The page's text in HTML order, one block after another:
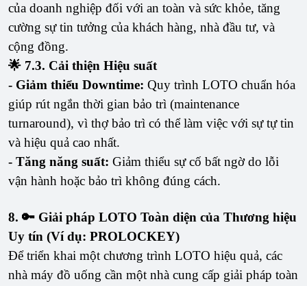
của doanh nghiệp đối với an toàn và sức khỏe, tăng
cường sự tin tưởng của khách hàng, nhà đầu tư, và
cộng đồng.
🌟 7.3. Cải thiện Hiệu suất
- Giảm thiểu Downtime: Quy trình LOTO chuẩn hóa
giúp rút ngắn thời gian bảo trì (maintenance
turnaround), vì thợ bảo trì có thể làm việc với sự tự tin
và hiệu quả cao nhất.
- Tăng năng suất: Giảm thiểu sự cố bất ngờ do lỗi
vận hành hoặc bảo trì không đúng cách.
8. 🔑 Giải pháp LOTO Toàn diện của Thương hiệu
Uy tín (Ví dụ: PROLOCKEY)
Để triển khai một chương trình LOTO hiệu quả, các
nhà máy đồ uống cần một nhà cung cấp giải pháp toàn